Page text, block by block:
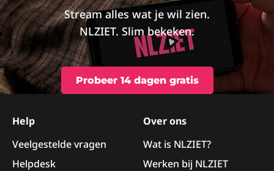
Stream alles wat je wil zien.
NLZIET. Slim bekeken.
Probeer 14 dagen gratis
footer
Help
Veelgestelde vragen
Helpdesk
Over ons
Wat is NLZIET?
Werken bij NLZIET